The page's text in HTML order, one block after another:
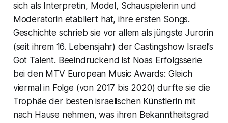
sich als Interpretin, Model, Schauspielerin und
Moderatorin etabliert hat, ihre ersten Songs.
Geschichte schrieb sie vor allem als jüngste Jurorin
(seit ihrem 16. Lebensjahr) der Castingshow Israel’s
Got Talent. Beeindruckend ist Noas Erfolgsserie
bei den MTV European Music Awards: Gleich
viermal in Folge (von 2017 bis 2020) durfte sie die
Trophäe der besten israelischen Künstlerin mit
nach Hause nehmen, was ihren Bekanntheitsgrad